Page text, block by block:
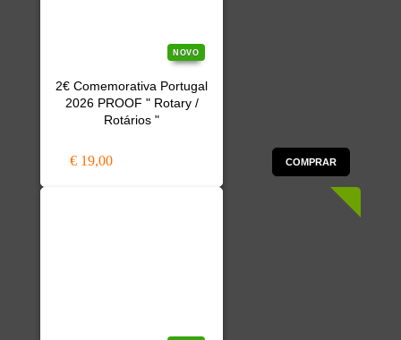
NOVO
2€ Comemorativa Portugal
2026 PROOF " Rotary /
Rotários "
€ 19,00 COMPRAR